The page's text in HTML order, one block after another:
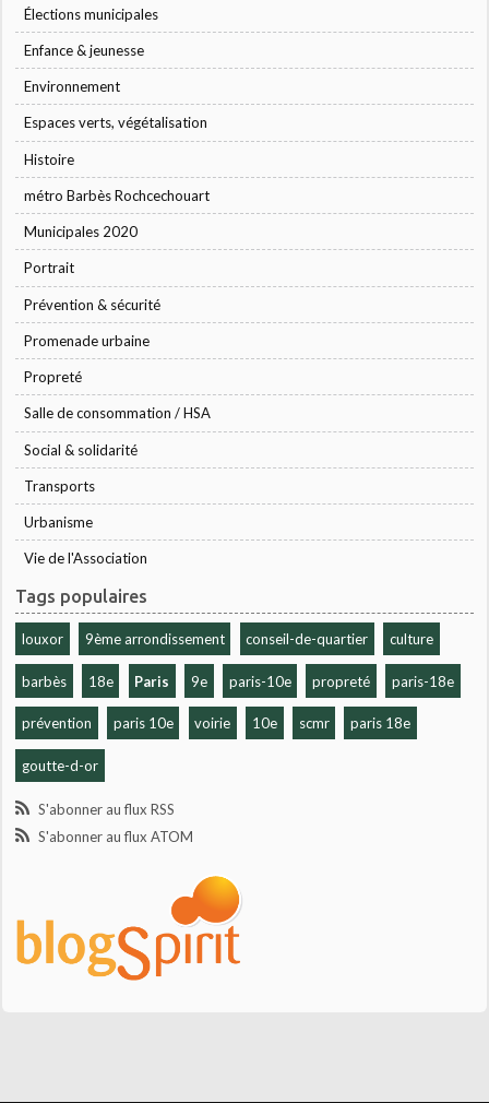
Élections municipales
Enfance & jeunesse
Environnement
Espaces verts, végétalisation
Histoire
métro Barbès Rochcechouart
Municipales 2020
Portrait
Prévention & sécurité
Promenade urbaine
Propreté
Salle de consommation / HSA
Social & solidarité
Transports
Urbanisme
Vie de l'Association
Tags populaires
louxor 9ème arrondissement conseil-de-quartier culture
barbès 18e Paris 9e paris-10e propreté paris-18e
prévention paris 10e voirie 10e scmr paris 18e
goutte-d-or
S'abonner au flux RSS
S'abonner au flux ATOM